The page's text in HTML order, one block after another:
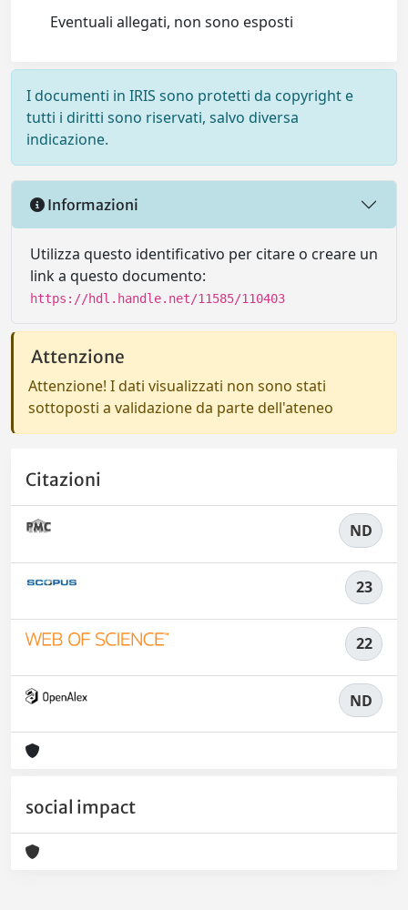
Eventuali allegati, non sono esposti
I documenti in IRIS sono protetti da copyright e
tutti i diritti sono riservati, salvo diversa
indicazione.
Informazioni
Utilizza questo identificativo per citare o creare un
link a questo documento:
https://hdl.handle.net/11585/110403
Attenzione
Attenzione! I dati visualizzati non sono stati
sottoposti a validazione da parte dell'ateneo
Citazioni
ND
23
22
ND
social impact